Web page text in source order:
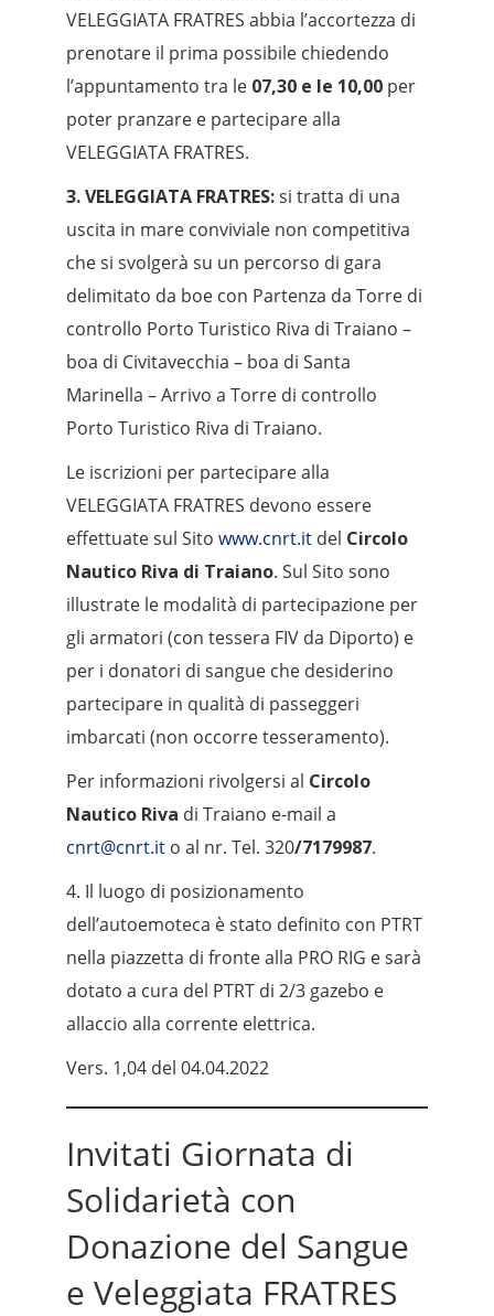
VELEGGIATA FRATRES abbia l’accortezza di
prenotare il prima possibile chiedendo
l’appuntamento tra le 07,30 e le 10,00 per
poter pranzare e partecipare alla
VELEGGIATA FRATRES.
3. VELEGGIATA FRATRES:si tratta di una
uscita in mare conviviale non competitiva
che si svolgerà su un percorso di gara
delimitato da boe con Partenza da Torre di
controllo Porto Turistico Riva di Traiano –
boa di Civitavecchia – boa di Santa
Marinella – Arrivo a Torre di controllo
Porto Turistico Riva di Traiano.
Le iscrizioni per partecipare alla
VELEGGIATA FRATRES devono essere
effettuate sul Sito www.cnrt.it del Circolo
Nautico Riva di Traiano. Sul Sito sono
illustrate le modalità di partecipazione per
gli armatori (con tessera FIV da Diporto) e
per i donatori di sangue che desiderino
partecipare in qualità di passeggeri
imbarcati (non occorre tesseramento).
Per informazioni rivolgersi al Circolo
Nautico Riva di Traiano e-mail a
cnrt@cnrt.it o al nr. Tel. 320/7179987.
4. Il luogo di posizionamento
dell’autoemoteca è stato definito con PTRT
nella piazzetta di fronte alla PRO RIG e sarà
dotato a cura del PTRT di 2/3 gazebo e
allaccio alla corrente elettrica.
Vers. 1,04 del 04.04.2022
Invitati Giornata di
Solidarietà con
Donazione del Sangue
e Veleggiata FRATRES